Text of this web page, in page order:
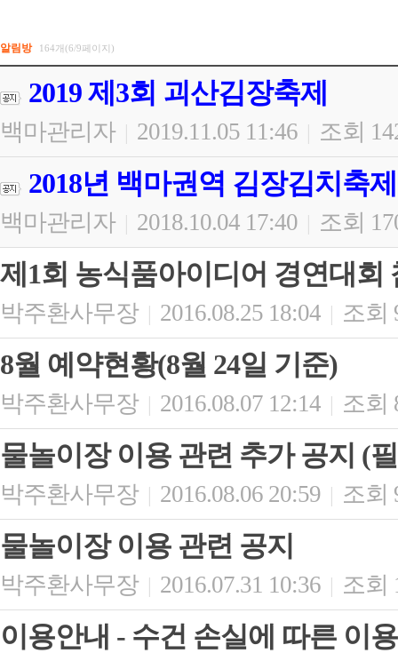
알림방 164개(6/9페이지)
2019 제3회 괴산김장축제
백마관리자 | 2019.11.05 11:46 | 조회
2018년 백마권역 김장김치축제
백마관리자 | 2018.10.04 17:40 | 조회
제1회 농식품아이디어 경연대회
박주환사무장 | 2016.08.25 18:04 | 조회
8월 예약현황(8월 24일 기준)
박주환사무장 | 2016.08.07 12:14 | 조회
물놀이장 이용 관련 추가 공지 (
박주환사무장 | 2016.08.06 20:59 | 조회
물놀이장 이용 관련 공지
박주환사무장 | 2016.07.31 10:36 | 조회
이용안내 - 수건 손실에 따른 이